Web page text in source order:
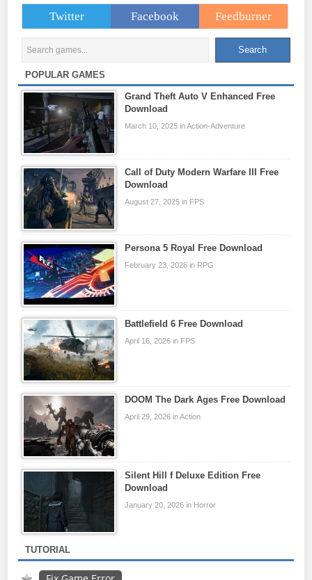
Twitter Facebook Feedburner
POPULAR GAMES
Grand Theft Auto V Enhanced Free
Download
March 10, 2025 in Action-Adventure
Call of Duty Modern Warfare III Free
Download
August 27, 2025 in FPS
Persona 5 Royal Free Download
February 23, 2026 in RPG
Battlefield 6 Free Download
April 16, 2026 in FPS
DOOM The Dark Ages Free Download
April 29, 2026 in Action
Silent Hill f Deluxe Edition Free
Download
January 20, 2026 in Horror
TUTORIAL